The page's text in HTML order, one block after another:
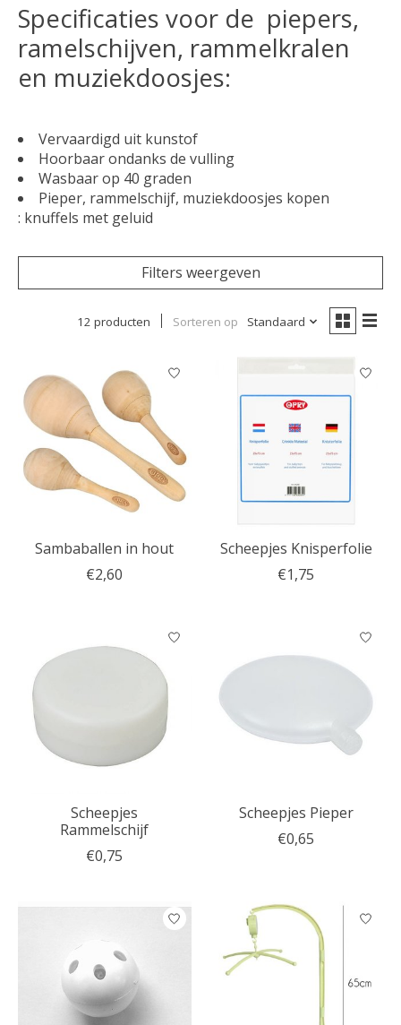
Specificaties voor de piepers,
ramelschijven, rammelkralen
en muziekdoosjes:
Vervaardigd uit kunstof
Hoorbaar ondanks de vulling
Wasbaar op 40 graden
Pieper, rammelschijf, muziekdoosjes kopen
: knuffels met geluid
Filters weergeven
12 producten Sorteren op Standaard
Sambaballen in hout
€2,60
Scheepjes Knisperfolie
€1,75
Scheepjes
Rammelschijf
€0,75
Scheepjes Pieper
€0,65